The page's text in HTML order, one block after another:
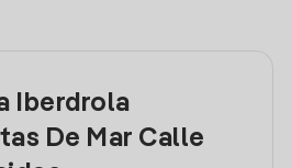
Iberdrola
De Mar Calle